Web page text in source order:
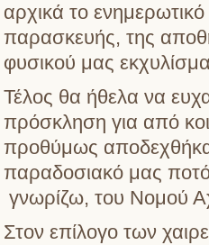
αρχικά το
παρασκευής, της
φυσικού μας
Τέλος θα ήθελα να
πρόσκληση για από
προθύμως
παραδοσιακό μας
γνωρίζω, του Νομού
Στον επίλογο των